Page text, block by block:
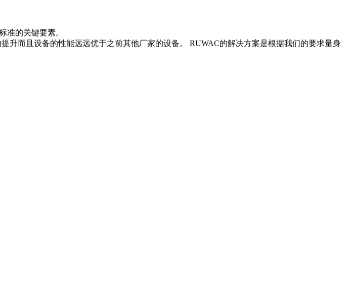
准的关键要素。
升而且设备的性能远远优于之前其他厂家的设备。 RUWAC的解决方案是根据我们的要求量身